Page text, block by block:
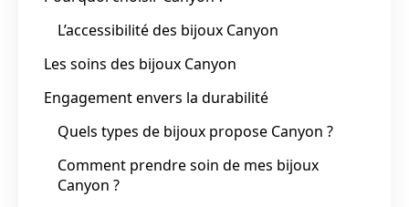
L’accessibilité des bijoux Canyon
Les soins des bijoux Canyon
Engagement envers la durabilité
Quels types de bijoux propose Canyon ?
Comment prendre soin de mes bijoux
Canyon ?